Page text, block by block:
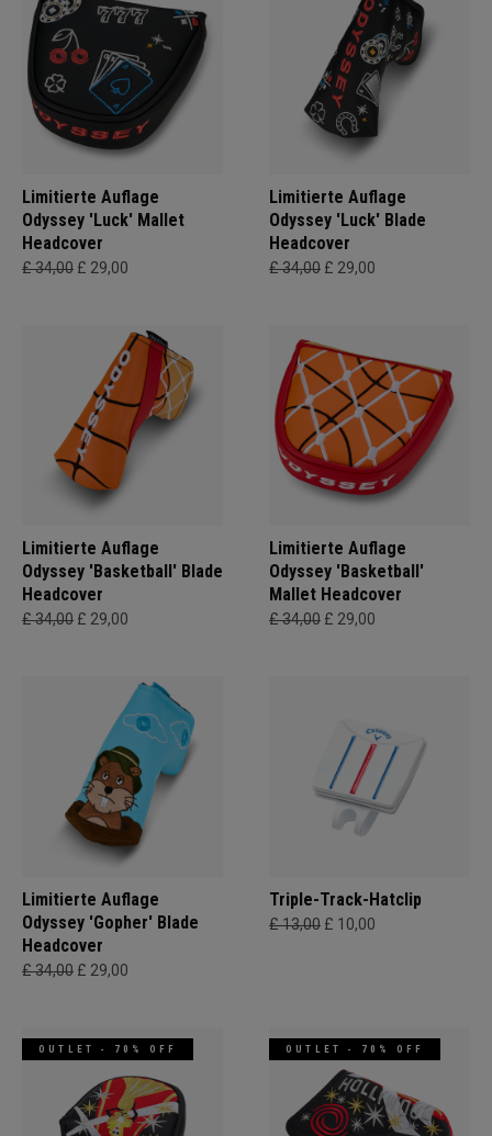
Limitierte Auflage
Odyssey 'Luck' Mallet
Headcover
£ 34,00 £ 29,00
Limitierte Auflage
Odyssey 'Luck' Blade
Headcover
£ 34,00 £ 29,00
Limitierte Auflage
Odyssey 'Basketball' Blade
Headcover
£ 34,00 £ 29,00
Limitierte Auflage
Odyssey 'Basketball'
Mallet Headcover
£ 34,00 £ 29,00
Limitierte Auflage
Odyssey 'Gopher' Blade
Headcover
£ 34,00 £ 29,00
Triple-Track-Hatclip
£ 13,00 £ 10,00
OUTLET - 70% OFF OUTLET - 70% OFF